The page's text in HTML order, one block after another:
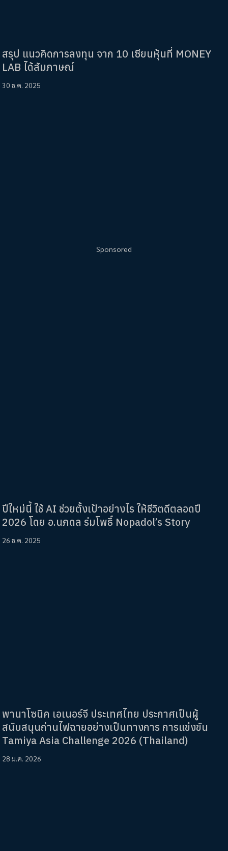
สรุป แนวคิดการลงทุน จาก 10 เซียนหุ้นที่ MONEY
LAB ได้สัมภาษณ์
30 ธ.ค. 2025
Sponsored
ปีใหม่นี้ ใช้ AI ช่วยตั้งเป้าอย่างไร ให้ชีวิตดีตลอดปี
2026 โดย อ.นภดล ร่มโพธิ์ Nopadol’s Story
26 ธ.ค. 2025
พานาโซนิค เอเนอร์จี ประเทศไทย ประกาศเป็นผู้
สนับสนุนถ่านไฟฉายอย่างเป็นทางการ การแข่งขัน
Tamiya Asia Challenge 2026 (Thailand)
28 ม.ค. 2026